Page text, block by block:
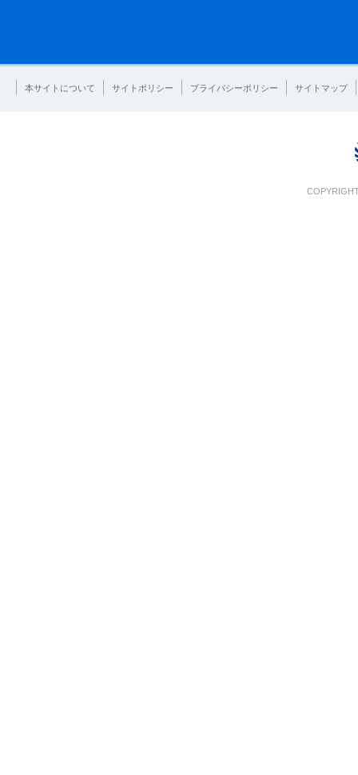
本サイトについて サイトポリシー プライバシーポリシー サイトマップ